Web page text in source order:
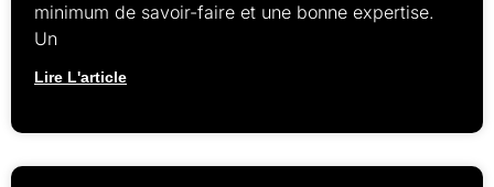
minimum de savoir-faire et une bonne expertise.
Un
Lire L'article